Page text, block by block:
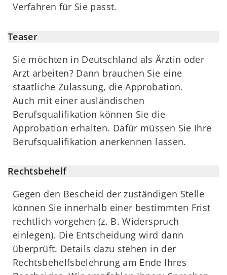
Verfahren für Sie passt.
Teaser
Sie möchten in Deutschland als Ärztin oder
Arzt arbeiten? Dann brauchen Sie eine
staatliche Zulassung, die Approbation.
Auch mit einer ausländischen
Berufsqualifikation können Sie die
Approbation erhalten. Dafür müssen Sie Ihre
Berufsqualifikation anerkennen lassen.
Rechtsbehelf
Gegen den Bescheid der zuständigen Stelle
können Sie innerhalb einer bestimmten Frist
rechtlich vorgehen (z. B. Widerspruch
einlegen). Die Entscheidung wird dann
überprüft. Details dazu stehen in der
Rechtsbehelfsbelehrung am Ende Ihres